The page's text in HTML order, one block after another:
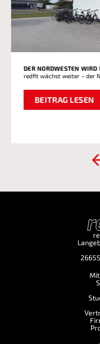
DER NORDWESTEN WIRD
redfit wächst weiter – der
BEITRAG LESEN